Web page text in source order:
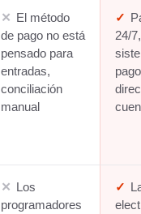
✕ El método
de pago no está
pensado para
entradas,
conciliación
manual
✓
24/
✕ Los
programadores
✓